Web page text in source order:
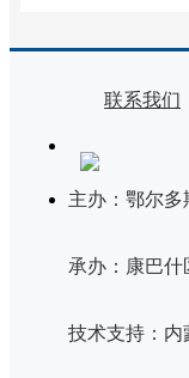
联系我们
主办：鄂尔
承办：康巴什
技术支持：内